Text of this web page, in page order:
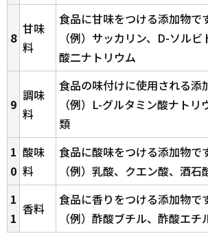
8
甘味
料
食品に甘味をつける添加物です
（例）サッカリン、D-ソル
酸二ナトリウム
9
調味
料
食品の味付けに使用される添
（例）L-グルタミン酸ナト
類
1
0
酸味
料
食品に酸味をつける添加物です
（例）乳酸、クエン酸、酒石
1
1
香料
食品に香りをつける添加物です
（例）酢酸ブチル、酢酸エ